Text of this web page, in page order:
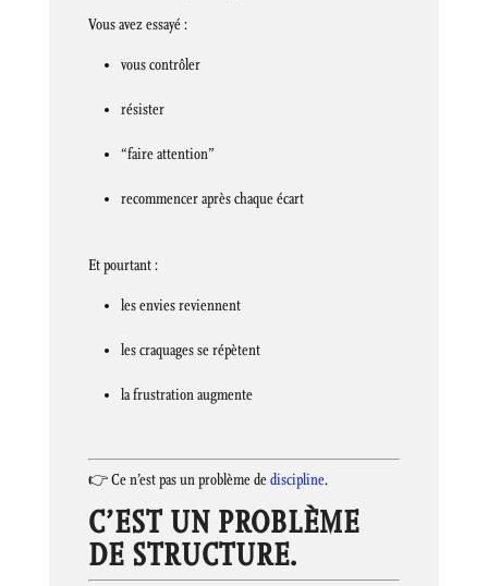
Vous avez essayé :
vous contrôler
résister
“faire attention”
recommencer après chaque écart
Et pourtant :
les envies reviennent
les craquages se répètent
la frustration augmente
👉 Ce n’est pas un problème dediscipline.
C’EST UN PROBLÈME
DE STRUCTURE.